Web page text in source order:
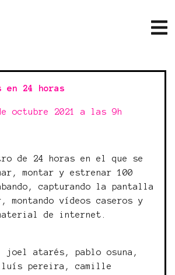
en 24 horas
octubre 2021 a las 9h
de 24 horas en el que se
montar y estrenar 100
capturando la pantalla
montando vídeos caseros y
de internet.
joel atarés, pablo osuna,
pereira, camille